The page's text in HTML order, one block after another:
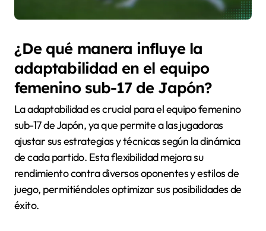
¿De qué manera influye la
adaptabilidad en el equipo
femenino sub-17 de Japón?
La adaptabilidad es crucial para el equipo femenino
sub-17 de Japón, ya que permite a las jugadoras
ajustar sus estrategias y técnicas según la dinámica
de cada partido. Esta flexibilidad mejora su
rendimiento contra diversos oponentes y estilos de
juego, permitiéndoles optimizar sus posibilidades de
éxito.